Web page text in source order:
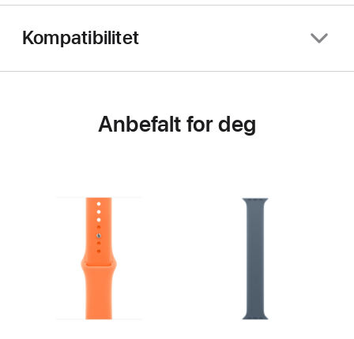
Kompatibilitet
Anbefalt for deg